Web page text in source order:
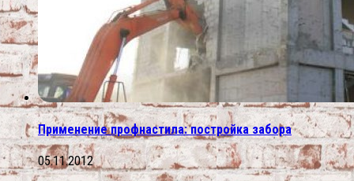
Применение профнастила: постройка забора
05.11.2012